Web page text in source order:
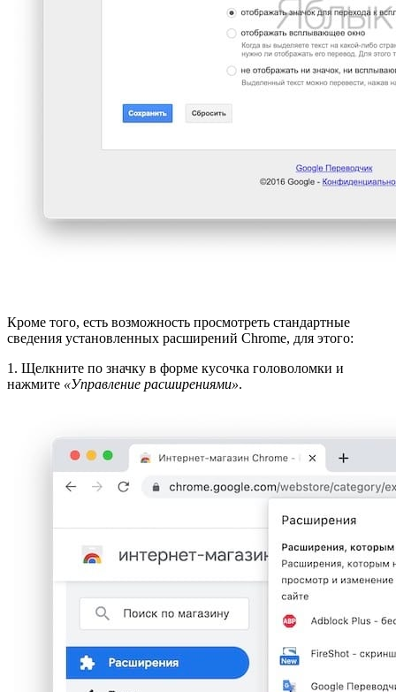
Кроме того, есть возможность просмотреть стандартные
сведения установленных расширений Chrome, для этого:
1. Щелкните по значку в форме кусочка головоломки и
нажмите «Управление расширениями».